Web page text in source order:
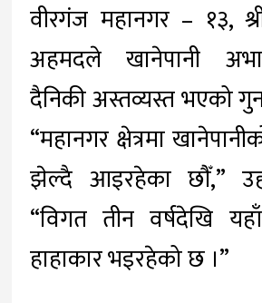
वीरगंज महानगर – १३,
अहमदले खानेपानी
दैनिकी अस्तव्यस्त भएको
“महानगर क्षेत्रमा
झेल्दै आइरहेका छौँ,”
“विगत तीन वर्षदेखि
हाहाकार भइरहेको छ ।”